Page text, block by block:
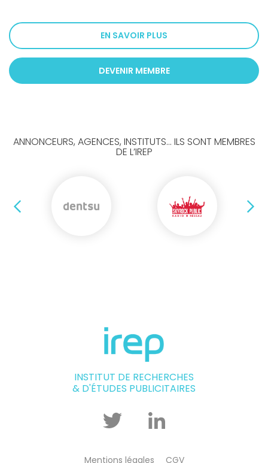
EN SAVOIR PLUS
DEVENIR MEMBRE
ANNONCEURS, AGENCES, INSTITUTS... ILS SONT MEMBRES
DE L’IREP
Précédent
INSTITUT DE RECHERCHES
& D'ÉTUDES PUBLICITAIRES
Twitter Linkedin
Mentions légales CGV